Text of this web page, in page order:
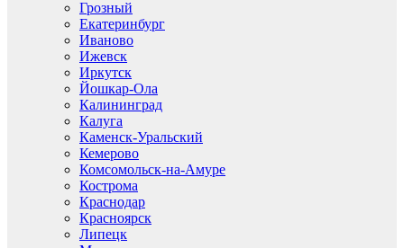
Грозный
Екатеринбург
Иваново
Ижевск
Иркутск
Йошкар-Ола
Калининград
Калуга
Каменск-Уральский
Кемерово
Комсомольск-на-Амуре
Кострома
Краснодар
Красноярск
Липецк